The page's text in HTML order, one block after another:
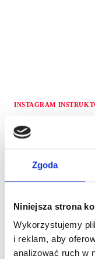
Zgoda
Niniejsza strona
Wykorzystujemy
i reklam, aby
analizować ruch w
INSTAGRAM
ZWIĘKSZ
POSTÓW
JAK TO
Przez Magdalena
DOWIEDZ SIĘ